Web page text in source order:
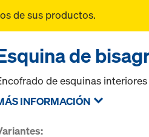
de sus productos.
de
de esquinas
INFORMACIÓN